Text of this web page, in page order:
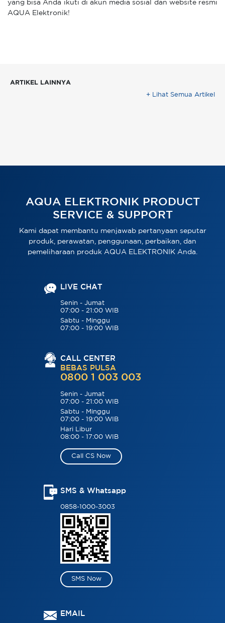
yang bisa Anda ikuti di akun media sosial dan website resmi
AQUA Elektronik!
ARTIKEL LAINNYA
+ Lihat Semua Artikel
AQUA ELEKTRONIK PRODUCT
SERVICE & SUPPORT
Kami dapat membantu menjawab pertanyaan seputar
produk, perawatan, penggunaan, perbaikan, dan
pemeliharaan produk AQUA ELEKTRONIK Anda.
LIVE CHAT
Senin - Jumat
07:00 - 21:00 WIB
Sabtu - Minggu
07:00 - 19:00 WIB
CALL CENTER
BEBAS PULSA
0800 1 003 003
Senin - Jumat
07:00 - 21:00 WIB
Sabtu - Minggu
07:00 - 19:00 WIB
Hari Libur
08:00 - 17:00 WIB
Call CS Now
SMS & Whatsapp
0858-1000-3003
SMS Now
EMAIL